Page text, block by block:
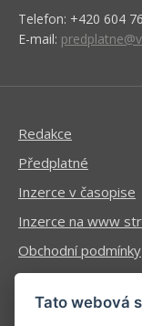
Telefon: +420 604
E-mail:
Redakce
Předplatné
Inzerce v časopise
Inzerce na www
Obchodní podmínky
Ochrana osobních
Tato webová